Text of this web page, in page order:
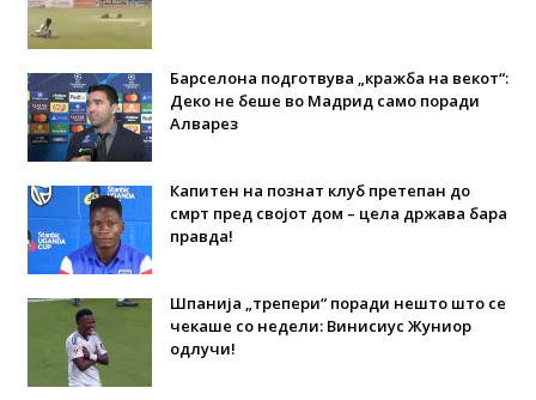
Барселона подготвува „кражба на векот“:
Деко не беше во Мадрид само поради
Алварез
Капитен на познат клуб претепан до
смрт пред својот дом – цела држава бара
правда!
Шпанија „трепери“ поради нешто што се
чекаше со недели: Винисиус Жуниор
одлучи!